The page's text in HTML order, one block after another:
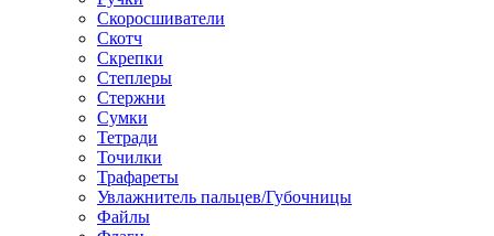
Скоросшиватели
Скотч
Скрепки
Степлеры
Стержни
Сумки
Тетради
Точилки
Трафареты
Увлажнитель пальцев/Губочницы
Файлы